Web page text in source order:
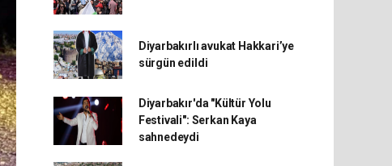
Diyarbakırlı avukat Hakkari’ye
sürgün edildi
Diyarbakır'da "Kültür Yolu
Festivali": Serkan Kaya
sahnedeydi